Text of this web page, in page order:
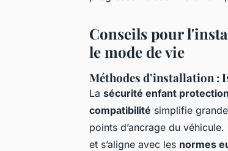
Conseils pour
le mode de vie
Méthodes d’installation :
La sécurité enfant protection
compatibilité simplifie
points d’ancrage du
et s’aligne avec les normes